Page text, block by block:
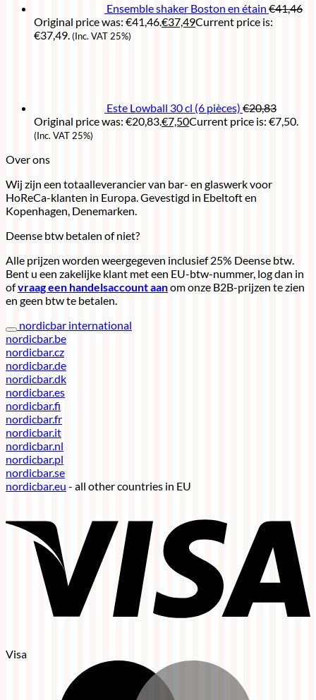
Ensemble shaker Boston en étain €41,46
Original price was: €41,46.€37,49Current price is:
€37,49.(Inc. VAT 25%)
Este Lowball 30 cl (6 pièces) €20,83
Original price was: €20,83.€7,50Current price is: €7,50.
(Inc. VAT 25%)
Over ons
Wij zijn een totaalleverancier van bar- en glaswerk voor
HoReCa-klanten in Europa. Gevestigd in Ebeltoft en
Kopenhagen, Denemarken.
Deense btw betalen of niet?
Alle prijzen worden weergegeven inclusief 25% Deense btw.
Bent u een zakelijke klant met een EU-btw-nummer, log dan in
ofvraag een handelsaccount aanom onze B2B-prijzen te zien
en geen btw te betalen.
nordicbar international
nordicbar.be
nordicbar.cz
nordicbar.de
nordicbar.dk
nordicbar.es
nordicbar.fi
nordicbar.fr
nordicbar.it
nordicbar.nl
nordicbar.pl
nordicbar.se
nordicbar.eu - all other countries in EU
Visa